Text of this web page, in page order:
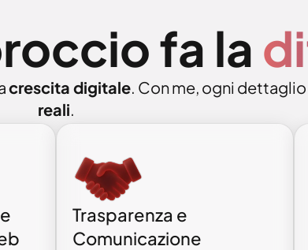
fa la
crescita digitale. Con me, ogni
reali.
Trasparenza e
Comunicazione